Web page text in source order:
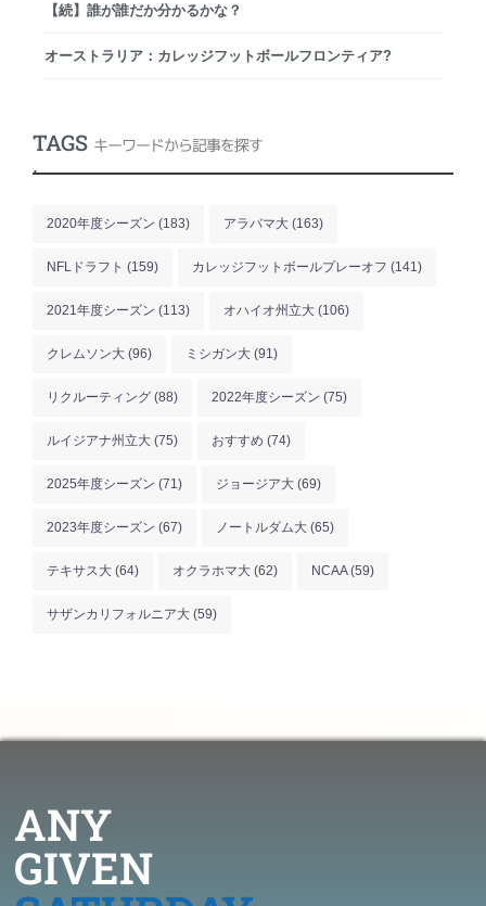
【続】誰が誰だか分かるかな？
オーストラリア：カレッジフットボールフロンティア?
TAGS キーワードから記事を探す
.
2020年度シーズン (183) アラバマ大 (163)
NFLドラフト (159) カレッジフットボールプレーオフ (141)
2021年度シーズン (113) オハイオ州立大 (106)
クレムソン大 (96) ミシガン大 (91)
リクルーティング (88) 2022年度シーズン (75)
ルイジアナ州立大 (75) おすすめ (74)
2025年度シーズン (71) ジョージア大 (69)
2023年度シーズン (67) ノートルダム大 (65)
テキサス大 (64) オクラホマ大 (62) NCAA(59)
サザンカリフォルニア大 (59)
ANY
GIVEN